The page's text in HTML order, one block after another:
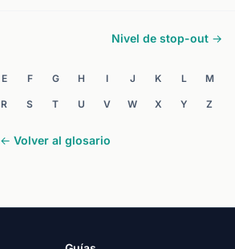
Nivel de stop-out →
E F G H I J K L M
R S T U V W X Y Z
← Volver al glosario